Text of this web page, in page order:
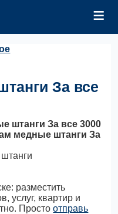
≡
За все
штанги За все 3000
медные штанги За
разместить
услуг, квартир и
Простоотправь